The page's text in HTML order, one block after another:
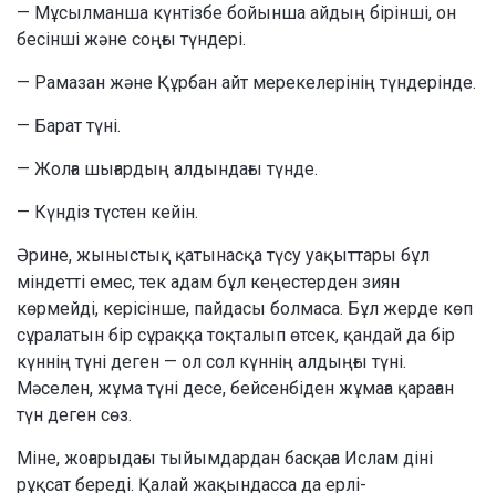
— Мұсылманша күнтізбе бойынша айдың бірінші, он
бесінші және соңғы түндері.
— Рамазан және Құрбан айт мерекелерінің түндерінде.
— Барат түні.
— Жолға шығардың алдындағы түнде.
— Күндіз түстен кейін.
Әрине, жыныстық қатынасқа түсу уақыттары бұл
міндетті емес, тек адам бұл кеңестерден зиян
көрмейді, керісінше, пайдасы болмаса. Бұл жерде көп
сұралатын бір сұраққа тоқталып өтсек, қандай да бір
күннің түні деген — ол сол күннің алдыңғы түні.
Мәселен, жұма түні десе, бейсенбіден жұмаға қараған
түн деген сөз.
Міне, жоғарыдағы тыйымдардан басқаға Ислам діні
рұқсат береді. Қалай жақындасса да ерлі-